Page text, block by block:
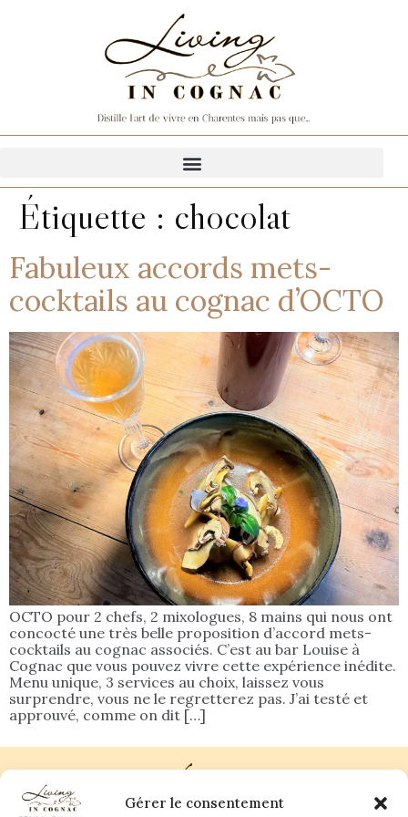
Gérer le consentement
Étiquette : chocolat
Fabuleux accords mets-
cocktails au cognac d’OCTO
OCTO pour 2 chefs, 2 mixologues, 8 mains qui nous ont
concocté une très belle proposition d’accord mets-
cocktails au cognac associés. C’est au bar Louise à
Cognac que vous pouvez vivre cette expérience inédite.
Menu unique, 3 services au choix, laissez vous
surprendre, vous ne le regretterez pas. J’ai testé et
approuvé, comme on dit […]